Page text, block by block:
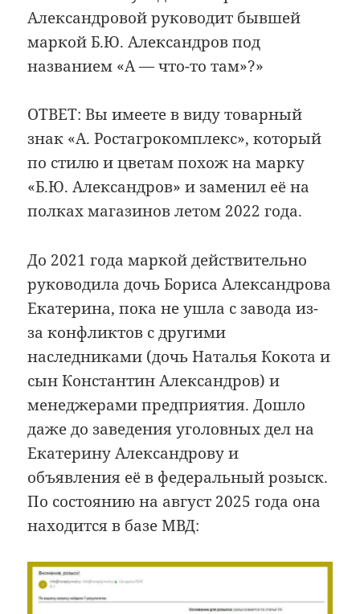
Александровой руководит бывшей
маркой Б.Ю. Александров под
названием «А — что-то там»?»
ОТВЕТ: Вы имеете в виду товарный
знак «А. Ростагрокомплекс», который
по стилю и цветам похож на марку
«Б.Ю. Александров» и заменил её на
полках магазинов летом 2022 года.
До 2021 года маркой действительно
руководила дочь Бориса Александрова
Екатерина, пока не ушла с завода из-
за конфликтов с другими
наследниками (дочь Наталья Кокота и
сын Константин Александров) и
менеджерами предприятия. Дошло
даже до заведения уголовных дел на
Екатерину Александрову и
объявления её в федеральный розыск.
По состоянию на август 2025 года она
находится в базе МВД: